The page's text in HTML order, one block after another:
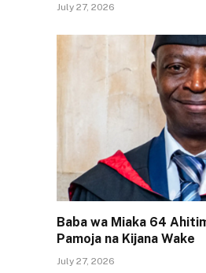
July 27, 2026
Baba wa Miaka 64
Pamoja na Kijana Wake
July 27, 2026